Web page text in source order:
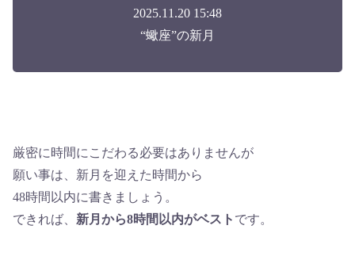
2025.11.20 15:48
“蠍座”の新月
厳密に時間にこだわる必要はありませんが
願い事は、新月を迎えた時間から
48時間以内に書きましょう。
できれば、 新月から8時間以内がベスト です。